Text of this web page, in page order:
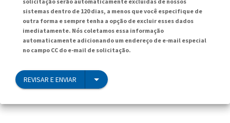
sistemas dentro de 120 dias, a menos que você especifique de
outra forma e sempre tenha a opção de excluir esses dados
imediatamente. Nós coletamos essa informação
automaticamente adicionando um endereço de e-mail especial
no campo CC do e-mail de solicitação.
REVISAR E ENVIAR